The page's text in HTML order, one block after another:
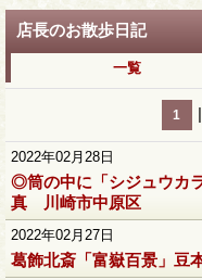
店長のお散歩日記
一覧
1 |
2022年02月28日
◎筒の中に「シジュウ
真 川崎市中原区
2022年02月27日
葛飾北斎「富嶽百景」豆